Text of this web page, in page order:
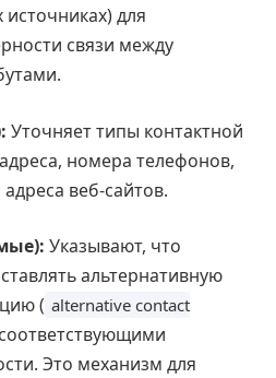
для
связи между
Уточняет типы контактной
номера телефонов,
веб-сайтов.
Указывают, что
альтернативную
( alternative contact
Это механизм для